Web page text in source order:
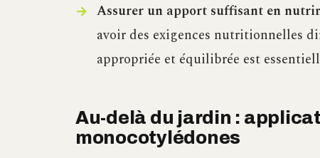
Assurer un apport suffisant en
avoir des exigences nutritionnelles
appropriée et équilibrée est
Au-delà du jardin :
monocotylédones